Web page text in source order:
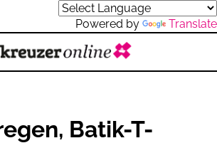
Powered by Translate
Batik-T-